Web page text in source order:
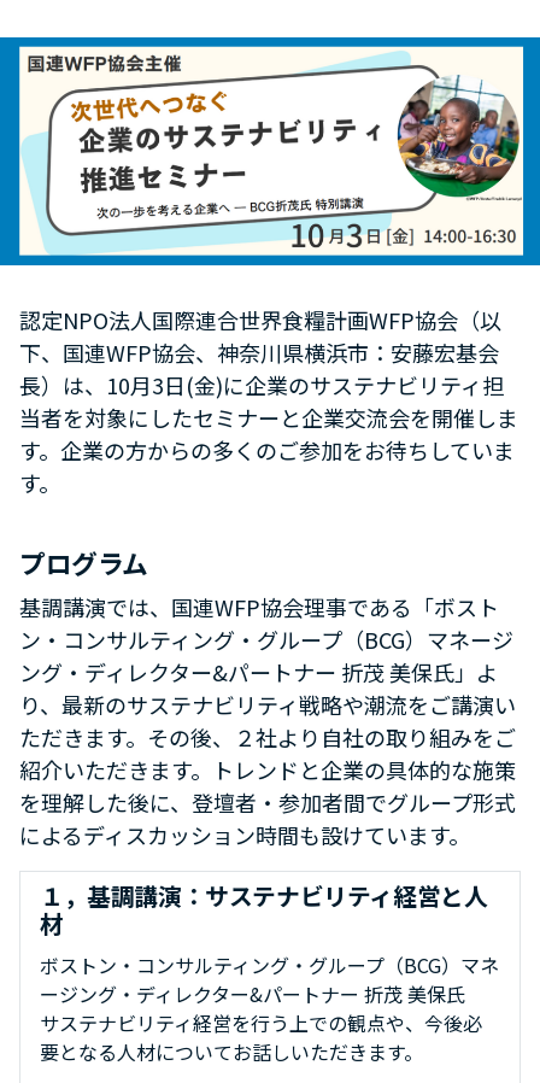
認定NPO法人国際連合世界食糧計画WFP協会（以
下、国連WFP協会、神奈川県横浜市：安藤宏基会
長）は、10月3日(金)に企業のサステナビリティ担
当者を対象にしたセミナーと企業交流会を開催しま
す。企業の方からの多くのご参加をお待ちしていま
す。
プログラム
基調講演では、国連WFP協会理事である「ボスト
ン・コンサルティング・グループ（BCG）マネージ
ング・ディレクター&パートナー 折茂 美保氏」よ
り、最新のサステナビリティ戦略や潮流をご講演い
ただきます。その後、２社より自社の取り組みをご
紹介いただきます。トレンドと企業の具体的な施策
を理解した後に、登壇者・参加者間でグループ形式
によるディスカッション時間も設けています。
１，基調講演：サステナビリティ経営と人
材
ボストン・コンサルティング・グループ（BCG）マネ
ージング・ディレクター&パートナー 折茂 美保氏
サステナビリティ経営を行う上での観点や、今後必
要となる人材についてお話しいただきます。